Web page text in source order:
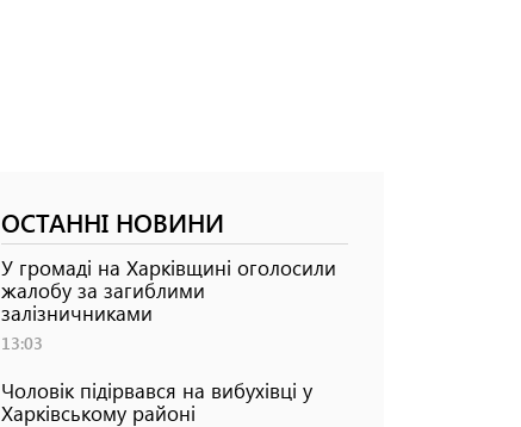
ОСТАННІ НОВИНИ
У громаді на Харківщині оголосили
жалобу за загиблими
залізничниками
13:03
Чоловік підірвався на вибухівці у
Харківському районі